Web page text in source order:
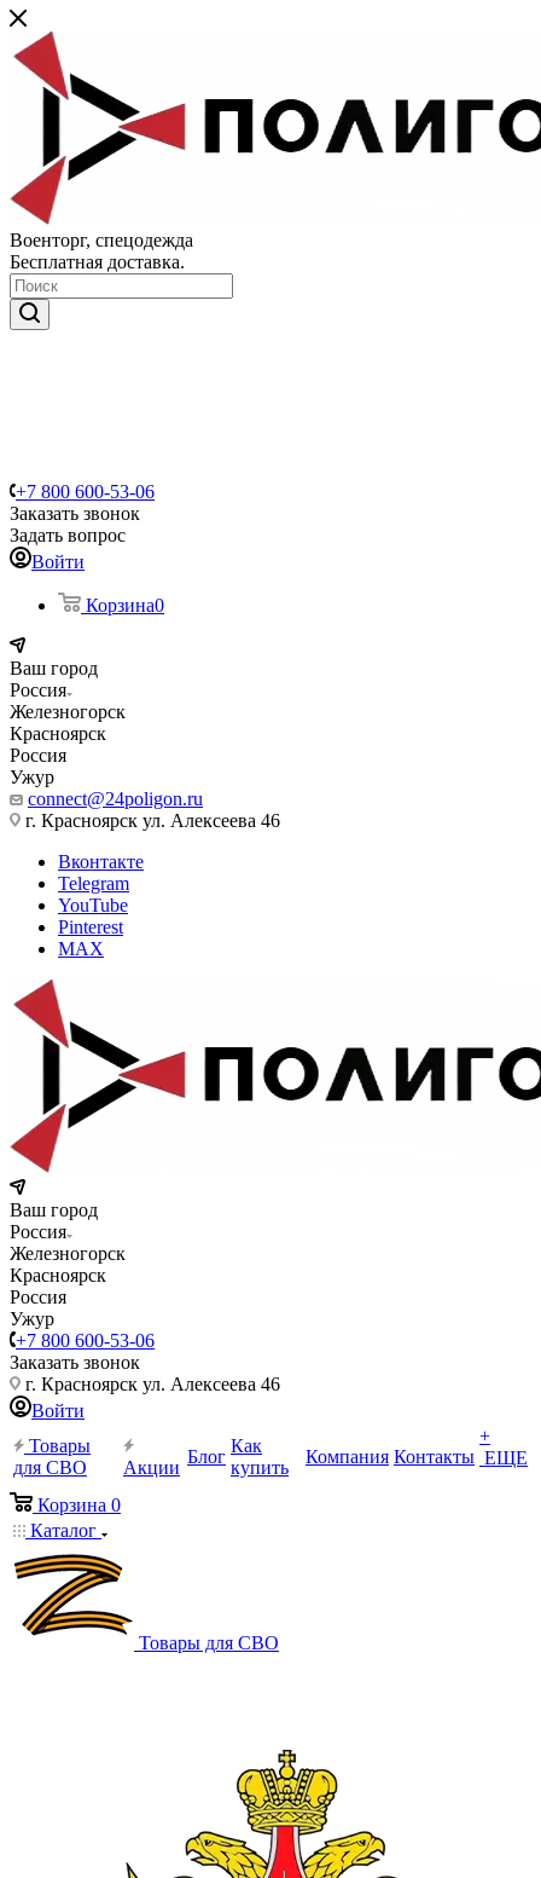
Военторг, спецодежда
Бесплатная доставка.
+7 800 600-53-06
Заказать звонок
Задать вопрос
Войти
Корзина0
Ваш город
Россия
Железногорск
Красноярск
Россия
Ужур
connect@24poligon.ru
г. Красноярск ул. Алексеева 46
Вконтакте
Telegram
YouTube
Pinterest
MAX
Ваш город
Россия
Железногорск
Красноярск
Россия
Ужур
+7 800 600-53-06
Заказать звонок
г. Красноярск ул. Алексеева 46
Войти
Товары
для СВО
Акции
Блог
Как
купить
Компания Контакты
+
ЕЩЕ
Корзина 0
Каталог
Товары для СВО